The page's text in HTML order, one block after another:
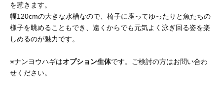
を惹きます。
幅120cmの大きな水槽なので、椅子に座ってゆったりと魚たちの
様子を眺めることもでき、遠くからでも元気よく泳ぎ回る姿を楽
しめるのが魅力です。
※ナンヨウハギはオプション生体です。ご検討の方はお問い合わ
せください。